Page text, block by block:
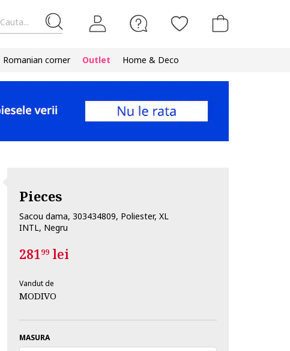
Cauta...
Romanian corner Outlet Home & Deco
Pieces
Sacou dama, 303434809, Poliester, XL
INTL, Negru
28199lei
Vandut de
MODIVO
MASURA